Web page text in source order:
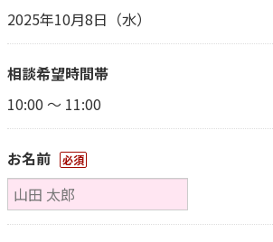
2025年10月8日（水）
相談希望時間帯
10:00 ～ 11:00
お名前 必須